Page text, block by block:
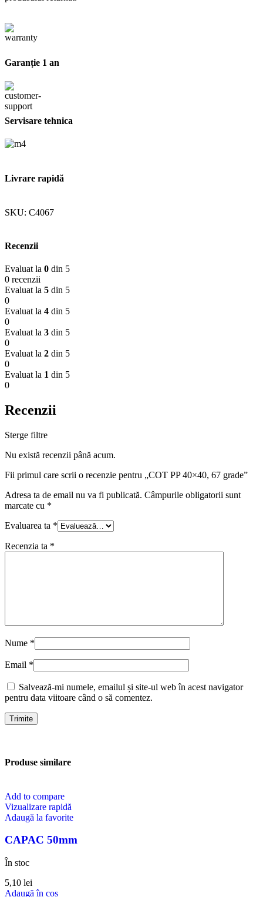
Garanție 1 an
Servisare tehnica
Livrare rapidă
SKU: C4067
Recenzii
Evaluat la 0 din 5
0 recenzii
Evaluat la 5 din 5
0
Evaluat la 4 din 5
0
Evaluat la 3 din 5
0
Evaluat la 2 din 5
0
Evaluat la 1 din 5
0
Recenzii
Sterge filtre
Nu există recenzii până acum.
Fii primul care scrii o recenzie pentru „COT PP 40×40, 67 grade”
Adresa ta de email nu va fi publicată. Câmpurile obligatorii sunt
marcate cu *
Evaluarea ta *
Recenzia ta *
Nume *
Email *
Salvează-mi numele, emailul și site-ul web în acest navigator
pentru data viitoare când o să comentez.
Produse similare
Add to compare
Vizualizare rapidă
Adaugă la favorite
CAPAC 50mm
În stoc
5,10 lei
Adaugă în coș